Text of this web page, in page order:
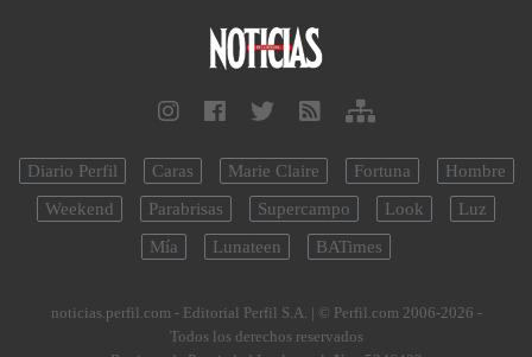
Diario Perfil Caras Marie Claire Fortuna
Hombre
Weekend
Parabrisas Supercampo Look
Luz
Mía
Lunateen BATimes
noticias.perfil.com - Editorial Perfil S.A. | © Perfil.com 2006-2026 -
Todos los derechos reservados